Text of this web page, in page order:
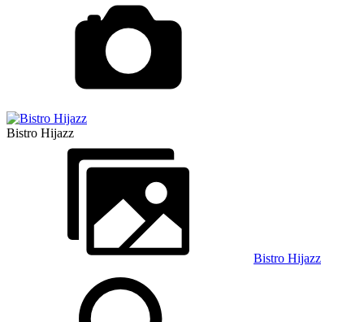
Bistro Hijazz
Bistro Hijazz